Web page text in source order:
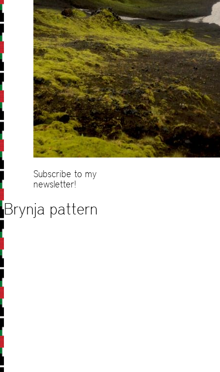
Subscribe to my
newsletter!
Brynja pattern